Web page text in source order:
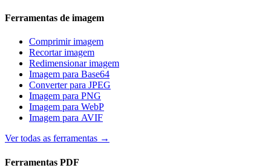
Ferramentas de imagem
Comprimir imagem
Recortar imagem
Redimensionar imagem
Imagem para Base64
Converter para JPEG
Imagem para PNG
Imagem para WebP
Imagem para AVIF
Ver todas as ferramentas →
Ferramentas PDF